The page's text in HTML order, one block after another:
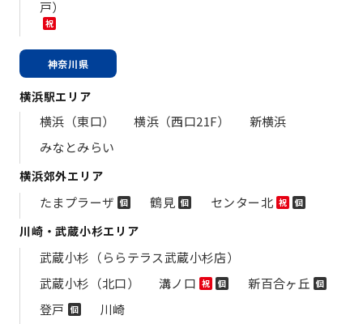
戸）
祝
神奈川県
横浜駅エリア
横浜（東口） 横浜（西口21F）
新横浜
みなとみらい
横浜郊外エリア
たまプラーザ 個 鶴見 個 センター北 祝 個
川崎・武蔵小杉エリア
武蔵小杉（ららテラス武蔵小杉店）
武蔵小杉（北口）
溝ノ口 祝 個 新百合ヶ丘 個
登戸 個 川崎